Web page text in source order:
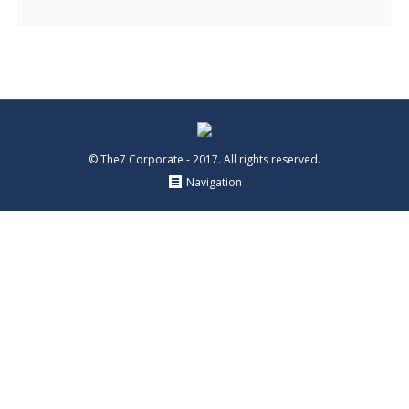
© The7 Corporate - 2017. All rights reserved.
Navigation